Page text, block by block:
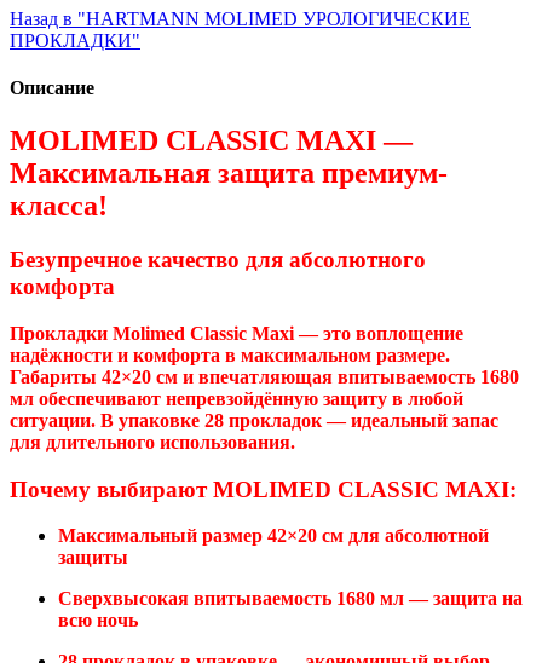
Назад в "HARTMANN MOLIMED УРОЛОГИЧЕСКИЕ
ПРОКЛАДКИ"
Описание
MOLIMED CLASSIC MAXI —
Максимальная защита премиум-
класса!
Безупречное качество для абсолютного
комфорта
Прокладки Molimed Classic Maxi — это воплощение
надёжности и комфорта в максимальном размере.
Габариты 42×20 см и впечатляющая впитываемость 1680
мл обеспечивают непревзойдённую защиту в любой
ситуации. В упаковке 28 прокладок — идеальный запас
для длительного использования.
Почему выбирают MOLIMED CLASSIC MAXI:
Максимальный размер 42×20 см для абсолютной
защиты
Сверхвысокая впитываемость 1680 мл — защита на
всю ночь